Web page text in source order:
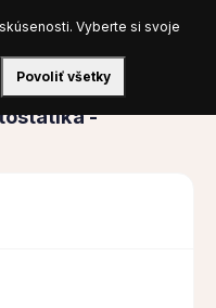
Prihlásiť sa
-
Vyberte si svoje
Povoliť všetky